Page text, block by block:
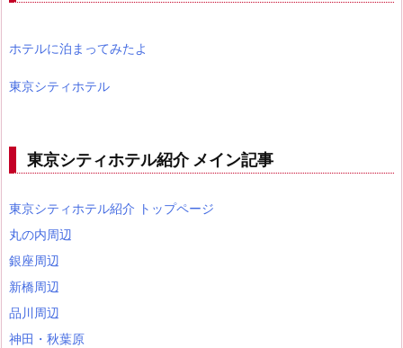
ホテルに泊まってみたよ
東京シティホテル
東京シティホテル紹介 メイン記事
東京シティホテル紹介 トップページ
丸の内周辺
銀座周辺
新橋周辺
品川周辺
神田・秋葉原